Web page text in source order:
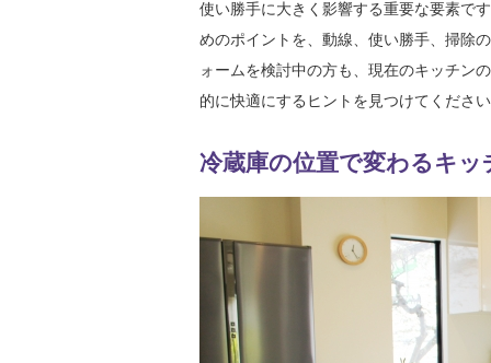
使い勝手に大きく影響する重要な要素で
めのポイントを、動線、使い勝手、掃除
ォームを検討中の方も、現在のキッチン
的に快適にするヒントを見つけてくださ
冷蔵庫の位置で変わるキッ